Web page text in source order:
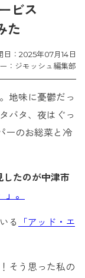
ビス
た
日：2025年07月14日
：ジモッシュ編集部
地味に憂鬱だっ
バタ、夜はぐっ
ーのお総菜と冷
たのが中津市
。
る
「アッド・エ
そう思った私の